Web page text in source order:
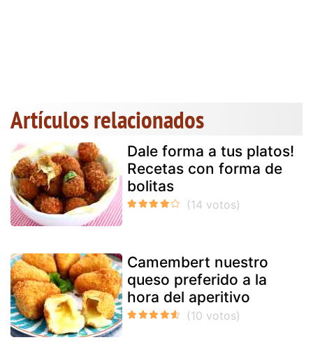
Artículos relacionados
Dale forma a tus platos!
Recetas con forma de
bolitas
Camembert nuestro
queso preferido a la
hora del aperitivo